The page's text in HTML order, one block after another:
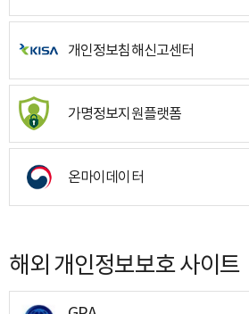
개인정보침해신고센터
가명정보지원플랫폼
온마이데이터
해외 개인정보보호 사이트